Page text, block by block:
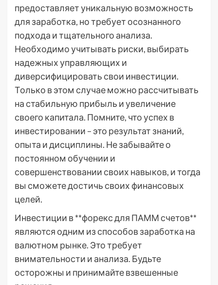
предоставляет уникальную возможность
для заработка, но требует осознанного
подхода и тщательного анализа.
Необходимо учитывать риски, выбирать
надежных управляющих и
диверсифицировать свои инвестиции.
Только в этом случае можно рассчитывать
на стабильную прибыль и увеличение
своего капитала. Помните, что успех в
инвестировании – это результат знаний,
опыта и дисциплины. Не забывайте о
постоянном обучении и
совершенствовании своих навыков, и тогда
вы сможете достичь своих финансовых
целей.
Инвестиции в **форекс для ПАММ счетов**
являются одним из способов заработка на
валютном рынке. Это требует
внимательности и анализа. Будьте
осторожны и принимайте взвешенные